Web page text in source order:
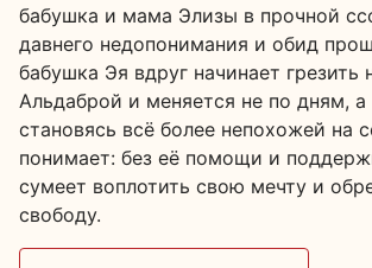
бабушка и мама Элизы в прочной
давнего недопонимания и обид
бабушка Эя вдруг начинает грезить
Альдаброй и меняется не по дням, а
становясь всё более непохожей на
понимает: без её помощи и
сумеет воплотить свою мечту и
свободу.